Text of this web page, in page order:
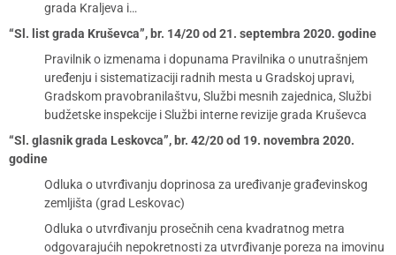
grada Kraljeva i…
“Sl. list grada Kruševca”, br. 14/20 od 21. septembra 2020. godine
Pravilnik o izmenama i dopunama Pravilnika o unutrašnjem
uređenju i sistematizaciji radnih mesta u Gradskoj upravi,
Gradskom pravobranilaštvu, Službi mesnih zajednica, Službi
budžetske inspekcije i Službi interne revizije grada Kruševca
“Sl. glasnik grada Leskovca”, br. 42/20 od 19. novembra 2020.
godine
Odluka o utvrđivanju doprinosa za uređivanje građevinskog
zemljišta (grad Leskovac)
Odluka o utvrđivanju prosečnih cena kvadratnog metra
odgovarajućih nepokretnosti za utvrđivanje poreza na imovinu